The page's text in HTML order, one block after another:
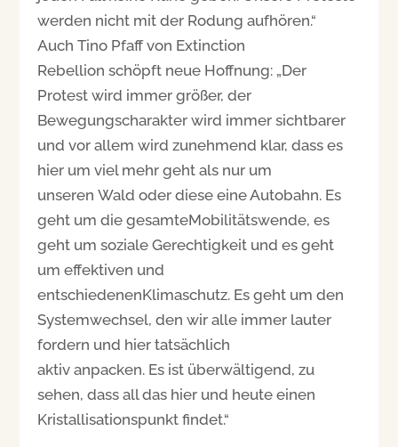
werden nicht mit der Rodung aufhören.“
Auch Tino Pfaff von Extinction
Rebellion schöpft neue Hoffnung: „Der
Protest wird immer größer, der
Bewegungscharakter wird immer sichtbarer
und vor allem wird zunehmend klar, dass es
hier um viel mehr geht als nur um
unseren Wald oder diese eine Autobahn. Es
geht um die gesamteMobilitätswende, es
geht um soziale Gerechtigkeit und es geht
um effektiven und
entschiedenenKlimaschutz. Es geht um den
Systemwechsel, den wir alle immer lauter
fordern und hier tatsächlich
aktiv anpacken. Es ist überwältigend, zu
sehen, dass all das hier und heute einen
Kristallisationspunkt findet.“